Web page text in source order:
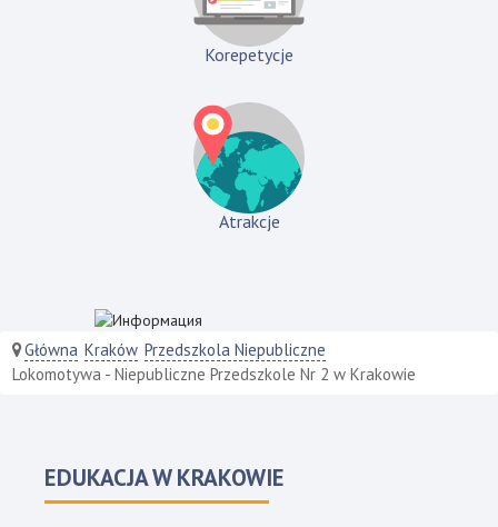
Korepetycje
Atrakcje
Główna Kraków Przedszkola Niepubliczne
Lokomotywa - Niepubliczne Przedszkole Nr 2 w Krakowie
EDUKACJA W KRAKOWIE